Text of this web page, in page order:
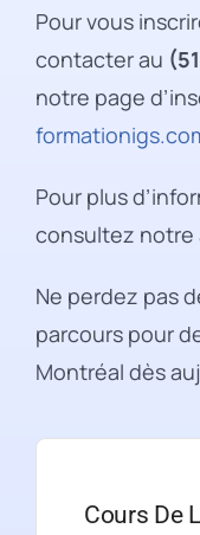
Pour vous
contacter au
notre page
Pour plus
consultez notre
Ne perdez pas
parcours pour
Montréal dès
Cours De